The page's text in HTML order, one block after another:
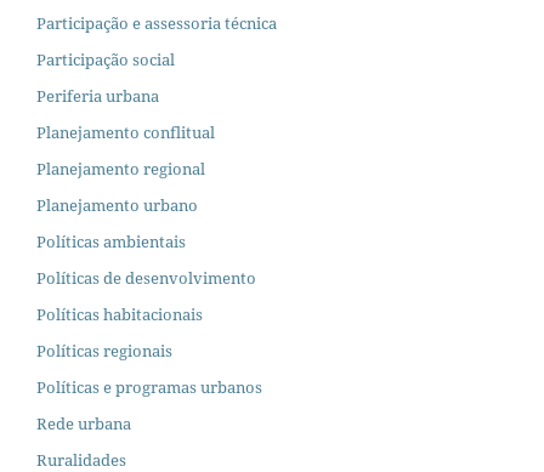
Participação e assessoria técnica
Participação social
Periferia urbana
Planejamento conflitual
Planejamento regional
Planejamento urbano
Políticas ambientais
Políticas de desenvolvimento
Políticas habitacionais
Políticas regionais
Políticas e programas urbanos
Rede urbana
Ruralidades